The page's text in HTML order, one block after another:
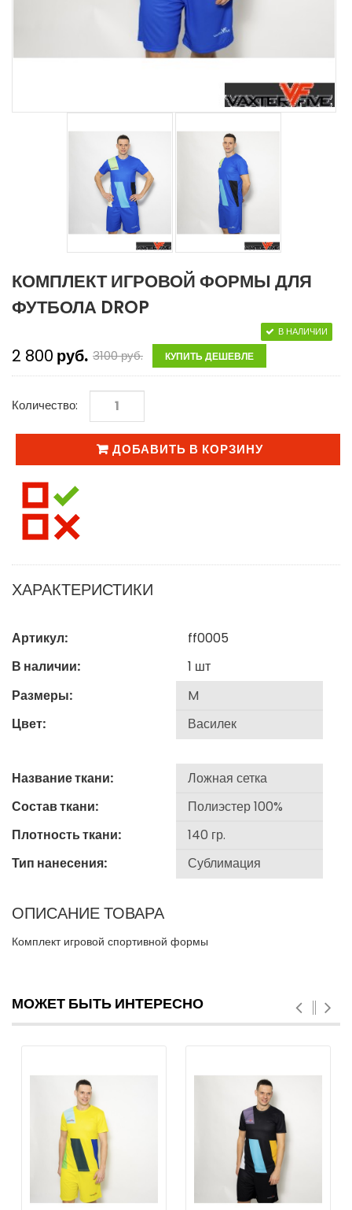
КОМПЛЕКТ ИГРОВОЙ ФОРМЫ ДЛЯ
ФУТБОЛА DROP
2 800 руб. 3100руб. КУПИТЬ ДЕШЕВЛЕ
В НАЛИЧИИ
Количество:
ДОБАВИТЬ В КОРЗИНУ
ХАРАКТЕРИСТИКИ
Артикул:
ff0005
В наличии:
1 шт
Размеры:
Цвет:
Название ткани:
Состав ткани:
Плотность ткани:
Тип нанесения:
ОПИСАНИЕ ТОВАРА
Комплект игровой спортивной формы
МОЖЕТ БЫТЬ ИНТЕРЕСНО